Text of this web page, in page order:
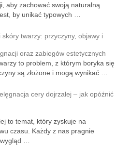
aby zachować swoją naturalną
by unikać typowych …
skóry twarzy: przyczyny, objawy i
oraz zabiegów estetycznych
to problem, z którym boryka się
są złożone i mogą wynikać …
cery dojrzałej – jak opóźnić
to temat, który zyskuje na
czasu. Każdy z nas pragnie
…